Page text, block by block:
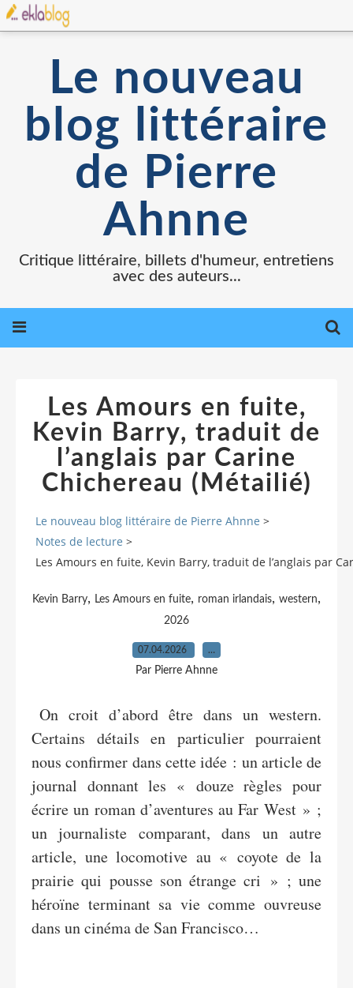
Le nouveau
blog littéraire
de Pierre
Ahnne
Critique littéraire, billets d'humeur, entretiens
avec des auteurs...
Les Amours en fuite,
Kevin Barry, traduit de
l’anglais par Carine
Chichereau (Métailié)
Le nouveau blog littéraire de Pierre Ahnne >
Notes de lecture >
Les Amours en fuite, Kevin Barry, traduit de l’anglais par
Kevin Barry, Les Amours en fuite, roman irlandais, western,
2026
07.04.2026 …
Par Pierre Ahnne
On croit d’abord être dans un western.
Certains détails en particulier pourraient
nous confirmer dans cette idée : un article de
journal donnant les « douze règles pour
écrire un roman d’aventures au Far West » ;
un journaliste comparant, dans un autre
article, une locomotive au « coyote de la
prairie qui pousse son étrange cri » ; une
héroïne terminant sa vie comme ouvreuse
dans un cinéma de San Francisco…